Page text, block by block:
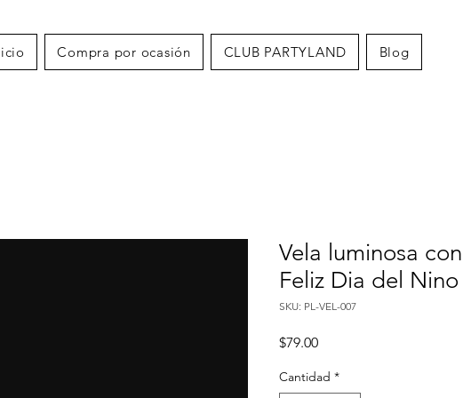
Compra por ocasión CLUB PARTYLAND Blog
Vela luminosa
Feliz Dia del Nino
SKU: PL-VEL-007
$79.00Precio
Cantidad *